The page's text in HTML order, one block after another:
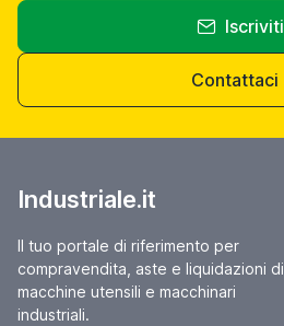
Iscriviti
Contattaci
Industriale.it
Il tuo portale di riferimento per
compravendita, aste e liquidazioni di
macchine utensili e macchinari
industriali.